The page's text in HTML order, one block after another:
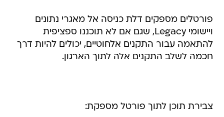
פורטלים מספקים דלת כניסה אל מאגרי נתונים
ויישומי Legacy, שגם אם לא תוכננו ספציפית
להתאמה עבור התקנים אלחוטיים, יכולים להיות דרך
חכמה לשלב התקנים אלה לתוך הארגון.
צבירת תוכן לתוך פורטל מספקת: